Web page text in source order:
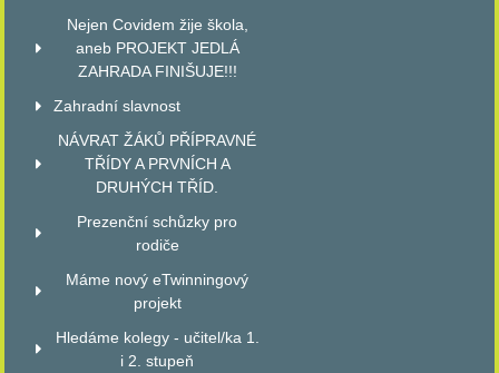
Nejen Covidem žije škola,
aneb PROJEKT JEDLÁ
ZAHRADA FINIŠUJE!!!
Zahradní slavnost
NÁVRAT ŽÁKŮ PŘÍPRAVNÉ
TŘÍDY A PRVNÍCH A
DRUHÝCH TŘÍD.
Prezenční schůzky pro
rodiče
Máme nový eTwinningový
projekt
Hledáme kolegy - učitel/ka 1.
i 2. stupeň